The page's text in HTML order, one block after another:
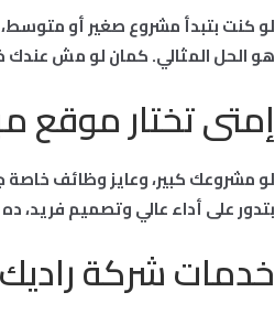
لو كنت بتبدأ مشروع صغير أو
هو الحل المثالي. كمان لو مش عندك
إمتى تختار موقع
لو مشروعك كبير، وعايز وظائف خاصة
بتدور على أداء عالي وتصميم فريد،
خدمات شركة